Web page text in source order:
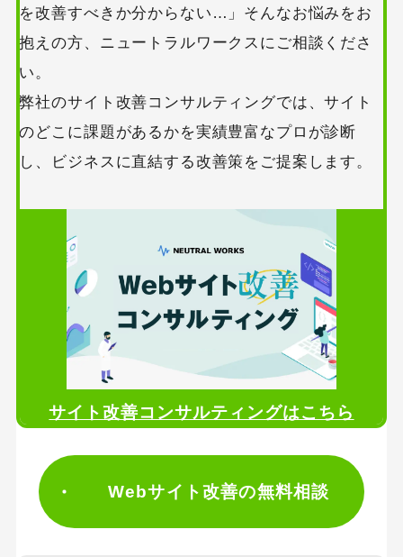
を改善すべきか分からない…」そんなお悩みをお
抱えの方、ニュートラルワークスにご相談くださ
い。
弊社のサイト改善コンサルティングでは、サイト
のどこに課題があるかを実績豊富なプロが診断
し、ビジネスに直結する改善策をご提案します。
サイト改善コンサルティングはこちら
Webサイト改善の無料相談